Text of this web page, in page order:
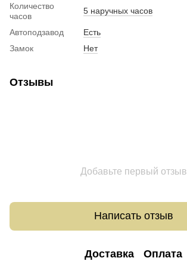
Количество
часов
5 наручных часов
Автоподзавод
Есть
Замок
Нет
Отзывы
Добавьте первый отзыв
Написать отзыв
Доставка Оплата